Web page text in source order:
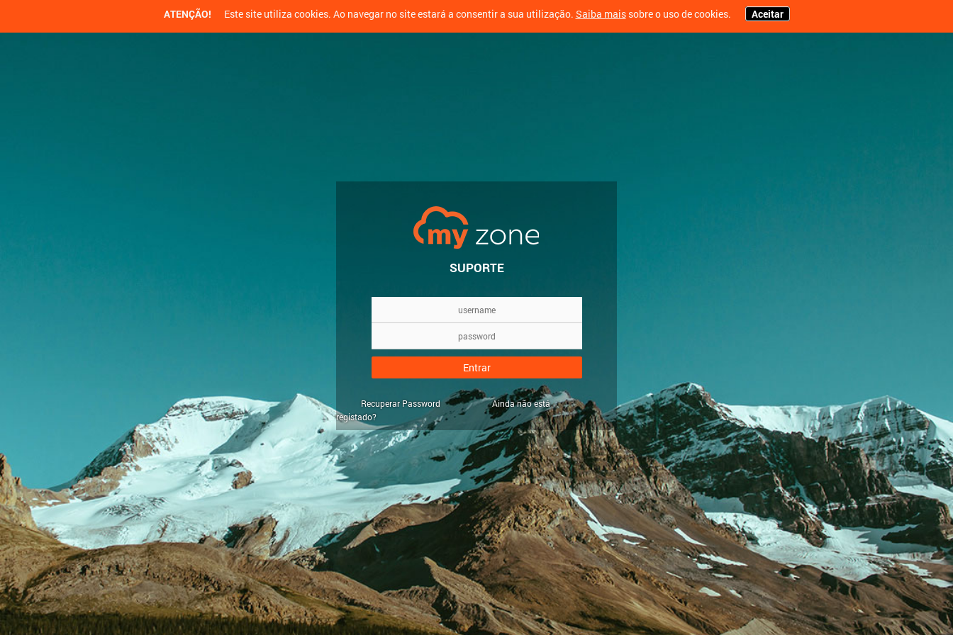
SUPORTE
Entrar
Recuperar Password
Ainda não está
registado?
ATENÇÃO! Este site utiliza cookies. Ao navegar no site estará a consentir a sua utilização. Saiba maissobre o uso de cookies. Aceitar